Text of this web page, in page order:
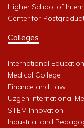
Higher School of
Center for
Colleges
International
Medical College
Finance and Law
Uzgen International
STEM Innovation
Industrial and